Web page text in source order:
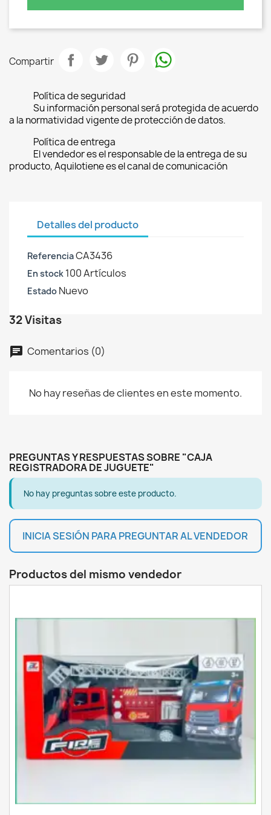
Compartir
Política de seguridad
Su información personal será protegida de acuerdo
a la normatividad vigente de protección de datos.
Política de entrega
El vendedor es el responsable de la entrega de su
producto, Aquilotiene es el canal de comunicación
Detalles del producto
ReferenciaCA3436
En stock 100 Artículos
Estado Nuevo
32 Visitas
chat Comentarios (0)
No hay reseñas de clientes en este momento.
PREGUNTAS Y RESPUESTAS SOBRE "CAJA
REGISTRADORA DE JUGUETE"
No hay preguntas sobre este producto.
INICIA SESIÓN PARA PREGUNTAR AL VENDEDOR
Productos del mismo vendedor